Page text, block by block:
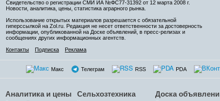
Свидетельство о регистрации СМИ ИА №ФС77-31392 от 12 марта 2008 г.
Новости, аналитика, цены, статистика аграрного рынка.
Использование открытых материалов разрешается с обязательной
гиперссылкой на Zol.ru. Редакция не несет ответственности за достоверность
информации, опубликованной на Доске объявлений, в пресс-релизах и
сообщениях других информационных агентств.
Контакты
Подписка Реклама
Макс Телеграм RSS PDA
Аналитика и цены Сельхозтехника Доска